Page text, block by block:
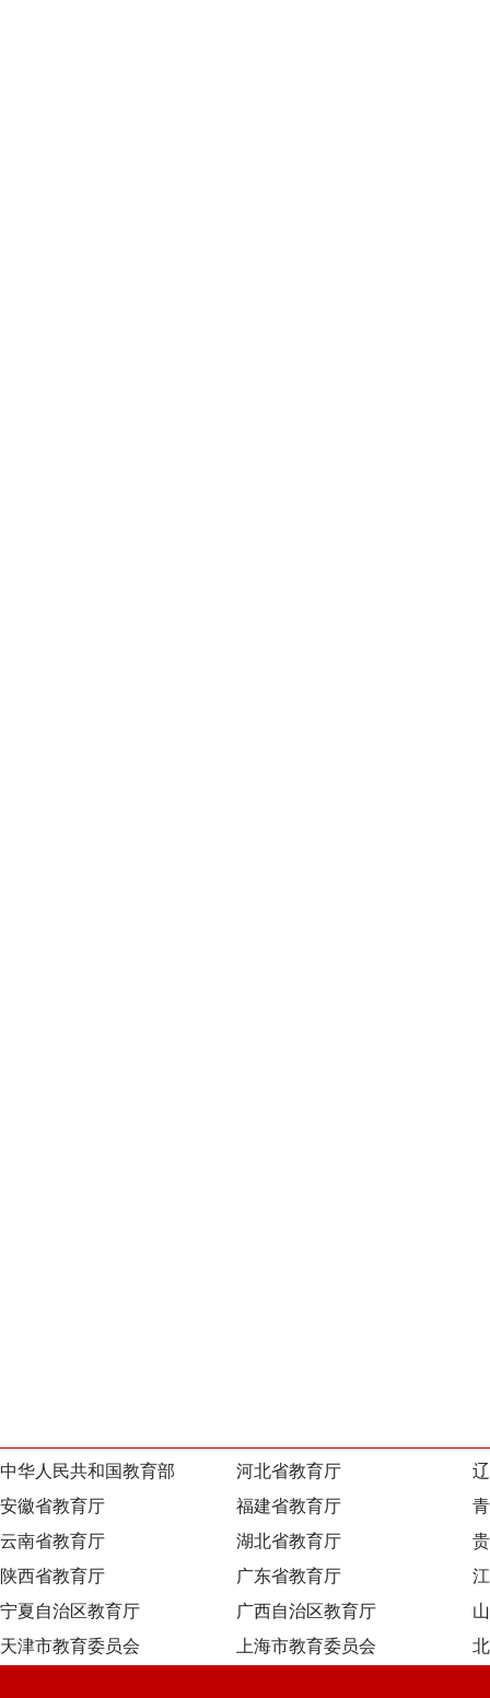
中华人民共和国教育部 河北省教育厅
安徽省教育厅
福建省教育厅
云南省教育厅
湖北省教育厅
陕西省教育厅
广东省教育厅
宁夏自治区教育厅
广西自治区教育厅
天津市教育委员会
上海市教育委员会